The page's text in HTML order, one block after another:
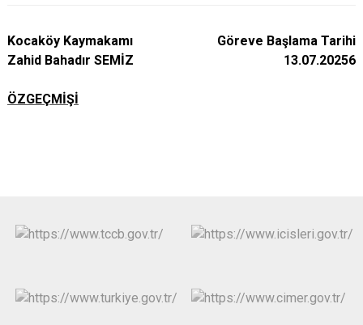
Kocaköy Kaymakamı
Göreve Başlama Tarihi
Zahid Bahadır SEMİZ
13.07.20256
ÖZGEÇMİŞİ